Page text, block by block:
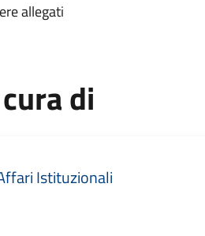
allegati
di
Istituzionali